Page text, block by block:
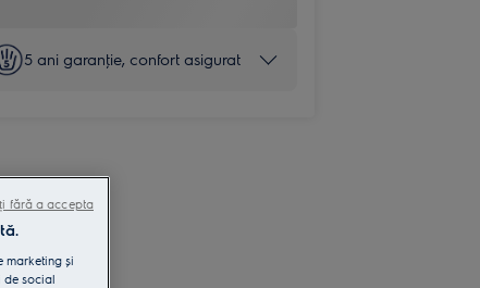
5 ani garanţie, confort asigurat
marketing și
de social
fără a accepta